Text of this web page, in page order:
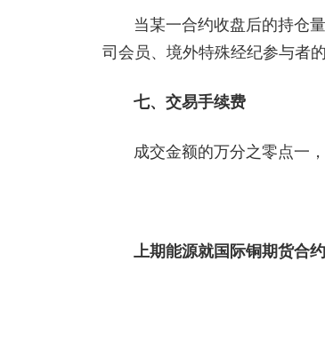
当某一合约收盘后的持仓
司会员、境外特殊经纪参与者
七、交易手续费
成交金额的万分之零点一
上期能源就国际铜期货合约